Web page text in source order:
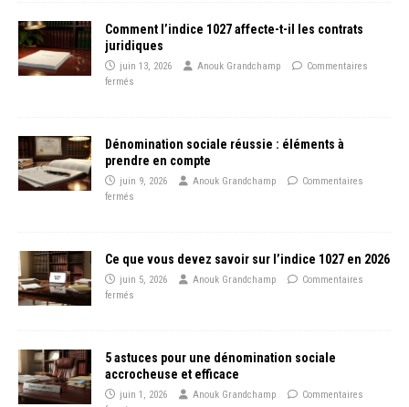
Comment l’indice 1027 affecte-t-il les contrats
juridiques
juin 13, 2026 Anouk Grandchamp
Commentaires
fermés
Dénomination sociale réussie : éléments à
prendre en compte
juin 9, 2026 Anouk Grandchamp
Commentaires
fermés
Ce que vous devez savoir sur l’indice 1027 en 2026
juin 5, 2026 Anouk Grandchamp
Commentaires
fermés
5 astuces pour une dénomination sociale
accrocheuse et efficace
juin 1, 2026 Anouk Grandchamp
Commentaires